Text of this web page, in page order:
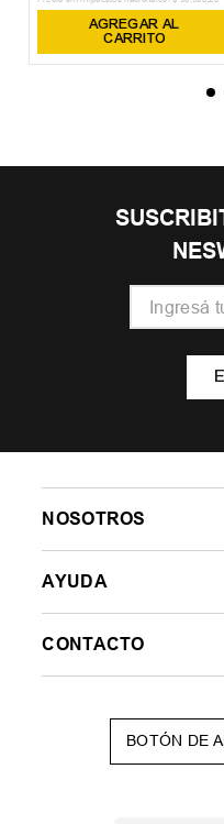
AGREGAR AL
CARRITO
NOSOTROS
AYUDA
CONTACTO
BOTÓN DE